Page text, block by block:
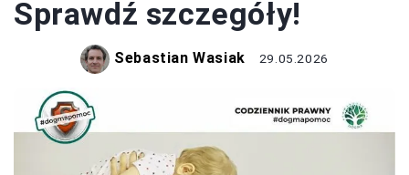
Sprawdź szczegóły!
Sebastian Wasiak 29.05.2026